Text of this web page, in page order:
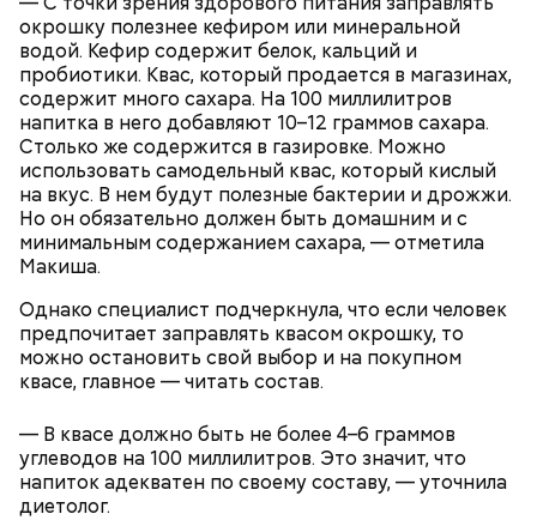
окрошку полезнее кефиром или минеральной
водой. Кефир содержит белок, кальций и
пробиотики. Квас, который продается в магазинах,
содержит много сахара. На 100 миллилитров
напитка в него добавляют 10–12 граммов сахара.
Столько же содержится в газировке. Можно
использовать самодельный квас, который кислый
на вкус. В нем будут полезные бактерии и дрожжи.
Но он обязательно должен быть домашним и с
минимальным содержанием сахара, — отметила
Макиша.
Однако специалист подчеркнула, что если человек
предпочитает заправлять квасом окрошку, то
можно остановить свой выбор и на покупном
квасе, главное — читать состав.
— В квасе должно быть не более 4–6 граммов
углеводов на 100 миллилитров. Это значит, что
напиток адекватен по своему составу, — уточнила
диетолог.
А в лесах Шатурского округа Московской области
грибники все чаще стали находить мутинус
Равенеля. Это гриб, который также известен как
сморчок вонючий или веселка вонючая. Мутинус
Равенеля завезли в Евразию из Северной Америки,
и в последние годы он стал все чаще встречаться в
средней полосе России.Не опасен ли он и можно
ли собиратьобычные грибы, которые растут
рядом, «Вечерней Москве» рассказал эксперт по
грибам Дмитрий Тихомиров.
— Заранее предсказать, как объект себя поведет,
невозможно. Если допустить резкое движение,
поток воздуха может увлечь шар за человеком, и
тот будет следовать за ним до тех пор, пока не
угаснет, — объяснил Бычков. — Но чаще всего они
не взрываются. Это редкий случай. Обычно энергия
у них кончается и они затухают.
словам, ему казалось, что он вернулся домой с
фронта с победой.